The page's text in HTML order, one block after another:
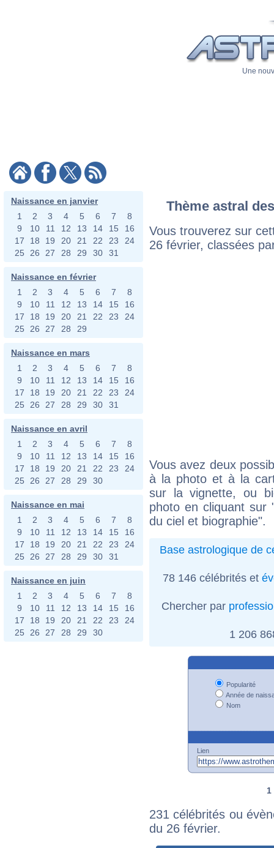
Une
Naissance en janvier
1
2 3 4 5 6 7
8
9
10 11 12 13 14 15
16
17
18 19 20 21 22 23
24
25
26 27 28 29 30 31
Naissance en février
1
2 3 4 5 6 7
8
9
10 11 12 13 14 15
16
17
18 19 20 21 22 23
24
25
26 27 28 29
Naissance en mars
1
2 3 4 5 6 7
8
9
10 11 12 13 14 15
16
17
18 19 20 21 22 23
24
25
26 27 28 29 30 31
Naissance en avril
1
2 3 4 5 6 7
8
9
10 11 12 13 14 15
16
17
18 19 20 21 22 23
24
25
26 27 28 29 30
Naissance en mai
1
2 3 4 5 6 7
8
9
10 11 12 13 14 15
16
17
18 19 20 21 22 23
24
25
26 27 28 29 30 31
Naissance en juin
1
2 3 4 5 6 7
8
9
10 11 12 13 14 15
16
17
18 19 20 21 22 23
24
25
26 27 28 29 30
Thème astral
Vous trouverez sur
26 février, classées
Vous avez deux
à la photo et à la
sur la vignette, ou
photo en cliquant sur
du ciel et biographie".
Base astrologique de
78 146 célébrités et
Chercher par
1 206
Popularité
Année de
Nom
Lien
1
231 célébrités ou
du 26 février.